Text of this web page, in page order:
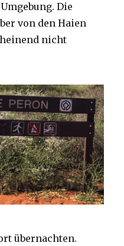
Die
von den Haien
nicht
übernachten.